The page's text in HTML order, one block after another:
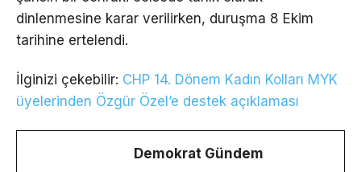
dinlenmesine karar verilirken, duruşma 8 Ekim
tarihine ertelendi.
İlginizi çekebilir: CHP 14. Dönem Kadın Kolları MYK
üyelerinden Özgür Özel’e destek açıklaması
Demokrat Gündem